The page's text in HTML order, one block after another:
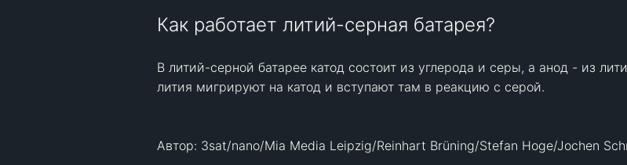
Как работает литий-серная батарея?
В литий-серной батарее катод состоит из углерода и серы, а анод - из
лития мигрируют на катод и вступают там в реакцию с серой.
Автор: 3sat/nano/Mia Media Leipzig/Reinhart Brüning/Stefan Hoge/Jochen